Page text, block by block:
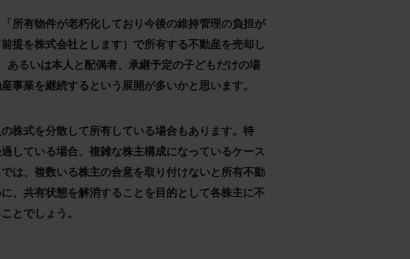
所有物件が老朽化しており今後の維持管理の負担が
提を株式会社とします）で所有する不動産を売却し
るいは本人と配偶者、承継予定の子どもだけの場
事業を継続するという展開が多いかと思います。
株式を分散して所有している場合もあります。特
している場合、複雑な株主構成になっているケース
は、複数いる株主の合意を取り付けないと所有不動
、共有状態を解消することを目的として各株主に不
とでしょう。